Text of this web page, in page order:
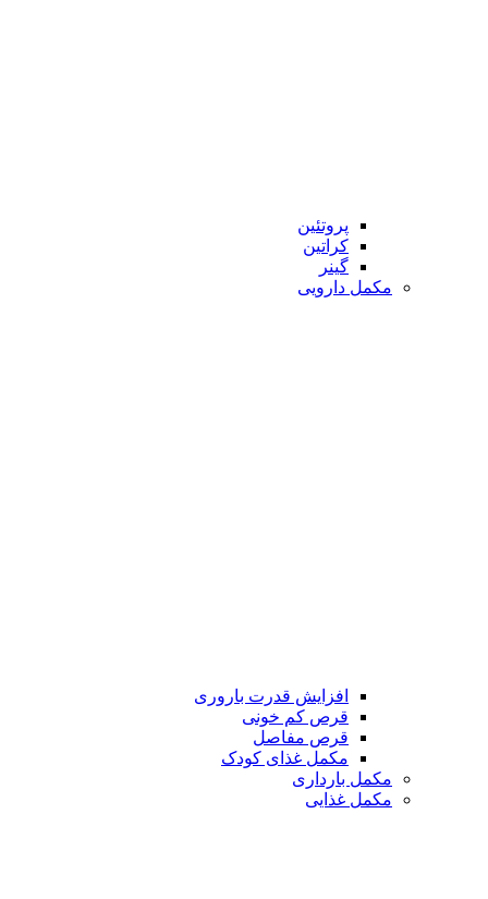
پروتئین
کراتین
گینر
مکمل دارویی
افزایش قدرت باروری
قرص کم خونی
قرص مفاصل
مکمل غذای کودک
مکمل بارداری
مکمل غذایی